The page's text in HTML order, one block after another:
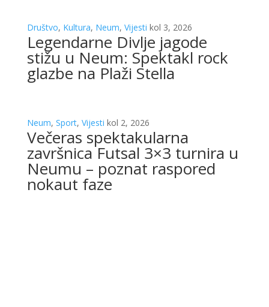
Društvo, Kultura, Neum, Vijesti kol 3, 2026
Legendarne Divlje jagode
stižu u Neum: Spektakl rock
glazbe na Plaži Stella
Neum, Sport, Vijesti kol 2, 2026
Večeras spektakularna
završnica Futsal 3×3 turnira u
Neumu – poznat raspored
nokaut faze